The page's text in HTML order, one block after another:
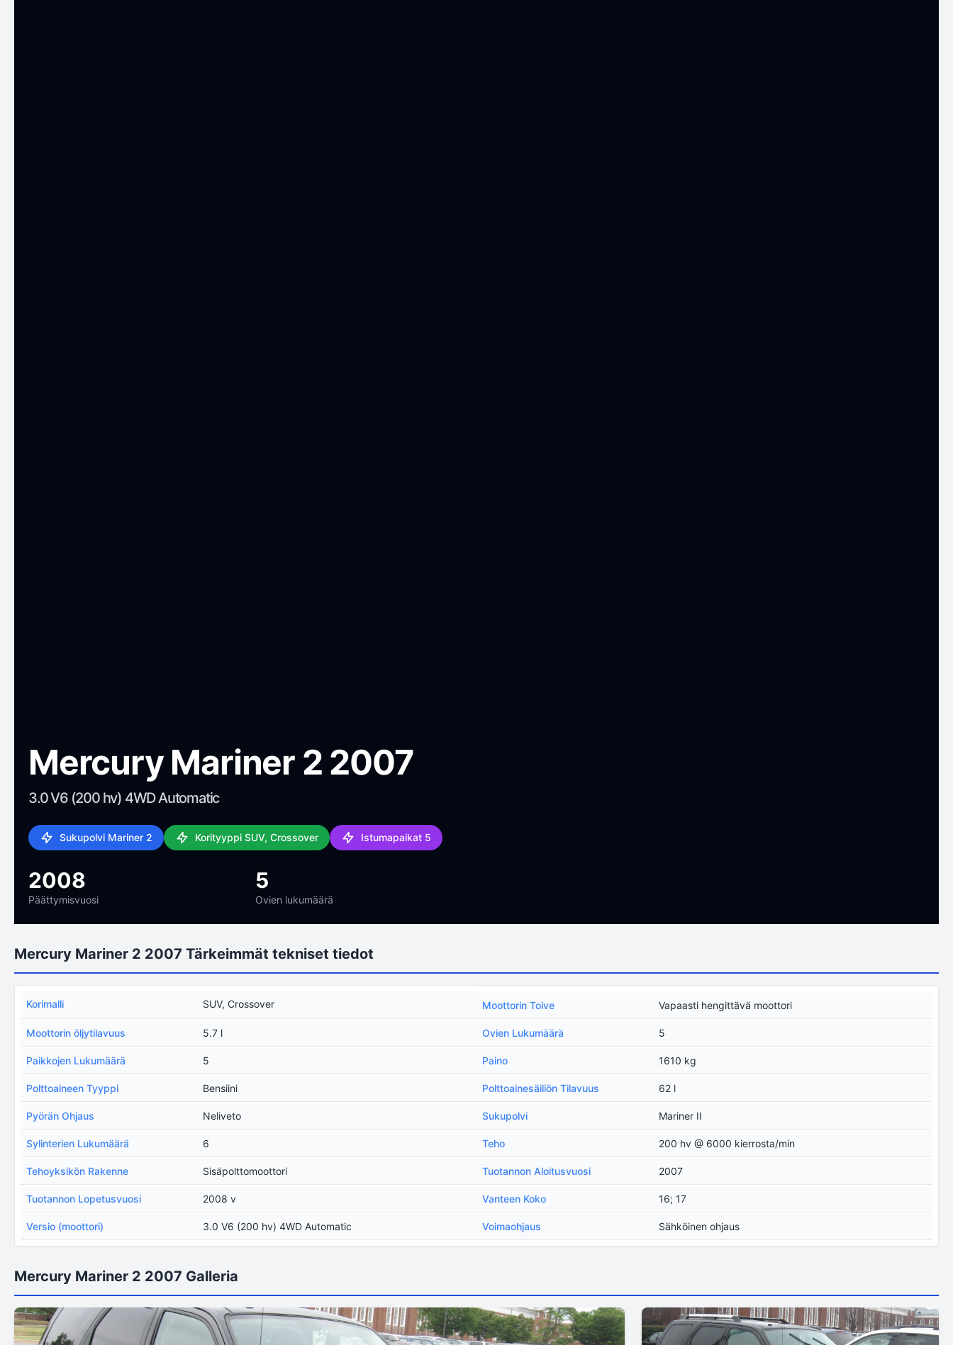
Mercury Mariner 2 2007
3.0 V6 (200 hv) 4WD Automatic
Sukupolvi Mariner 2 Korityyppi SUV, Crossover Istumapaikat 5
2008
Päättymisvuosi
5
Ovien lukumäärä
Mercury Mariner 2 2007 Tärkeimmät tekniset tiedot
Korimalli SUV, Crossover Moottorin Toive Vapaasti hengittävä moottori
Moottorin öljytilavuus 5.7 l Ovien Lukumäärä 5
Paikkojen Lukumäärä 5 Paino 1610 kg
Polttoaineen Tyyppi Bensiini Polttoainesäiliön Tilavuus 62 l
Pyörän Ohjaus Neliveto Sukupolvi Mariner II
Sylinterien Lukumäärä 6 Teho 200 hv @ 6000 kierrosta/min
Tehoyksikön Rakenne Sisäpolttomoottori Tuotannon Aloitusvuosi 2007
Tuotannon Lopetusvuosi 2008 v Vanteen Koko 16; 17
Versio (moottori) 3.0 V6 (200 hv) 4WD Automatic Voimaohjaus Sähköinen ohjaus
Mercury Mariner 2 2007 Galleria